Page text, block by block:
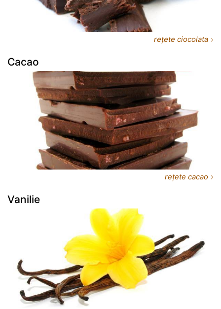
rețete ciocolata
Cacao
rețete cacao
Vanilie